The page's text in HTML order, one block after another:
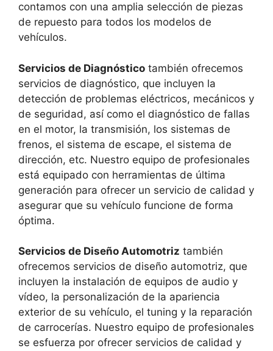
contamos con una amplia selección de piezas
de repuesto para todos los modelos de
vehículos.
Servicios de Diagnóstico también ofrecemos
servicios de diagnóstico, que incluyen la
detección de problemas eléctricos, mecánicos y
de seguridad, así como el diagnóstico de fallas
en el motor, la transmisión, los sistemas de
frenos, el sistema de escape, el sistema de
dirección, etc. Nuestro equipo de profesionales
está equipado con herramientas de última
generación para ofrecer un servicio de calidad y
asegurar que su vehículo funcione de forma
óptima.
Servicios de Diseño Automotriz también
ofrecemos servicios de diseño automotriz, que
incluyen la instalación de equipos de audio y
vídeo, la personalización de la apariencia
exterior de su vehículo, el tuning y la reparación
de carrocerías. Nuestro equipo de profesionales
se esfuerza por ofrecer servicios de calidad y